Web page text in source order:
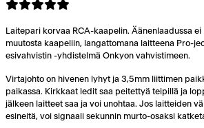
Laitepari korvaa RCA-kaapelin. Äänenlaadussa
muutosta kaapeliin, langattomana laitteena Pro-
esivahvistin -yhdistelmä Onkyon vahvistimeen.
Virtajohto on hivenen lyhyt ja 3,5mm liittimen
paikassa. Kirkkaat ledit saa peitettyä teipillä ja
jälkeen laitteet saa ja voi unohtaa. Jos laitteiden
esineitä, voi signaali sekunnin murto-osaksi